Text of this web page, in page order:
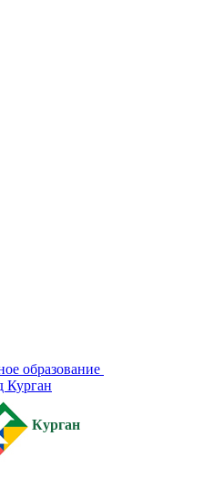
образование
Курган
Курган